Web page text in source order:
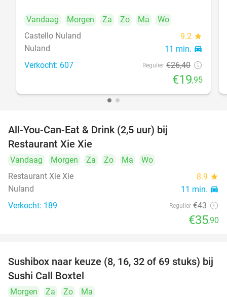
Vandaag Morgen Za Zo Ma
Wo
Castello Nuland
9.2 star
Nuland 11 min. directions_car
Verkocht: 607 Regulier €26,40
€19,95
All-You-Can-Eat & Drink (2,5 uur) bij
Restaurant Xie Xie
Vandaag Morgen Za Zo Ma
Wo
Restaurant Xie Xie
8.9 star
Nuland 11 min. directions_car
Verkocht: 189 Regulier €43
€35,90
53%
Sushibox naar keuze (8, 16, 32 of 69 stuks) bij
Sushi Call Boxtel
Morgen Za Zo
Ma